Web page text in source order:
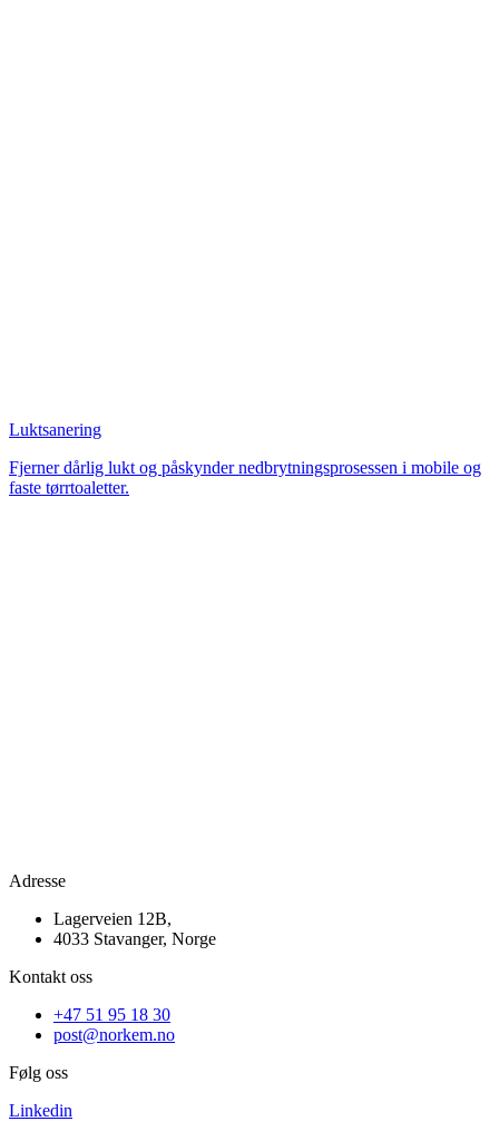
Luktsanering
Fjerner dårlig lukt og påskynder nedbrytningsprosessen i mobile og
faste tørrtoaletter.
Adresse
Lagerveien 12B,
4033 Stavanger, Norge
Kontakt oss
+47 51 95 18 30
post@norkem.no
Følg oss
Linkedin